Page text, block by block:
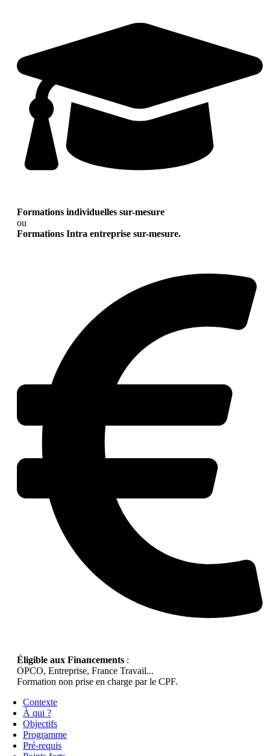
Formations individuelles sur-mesure
ou
Formations Intra entreprise sur-mesure.
Éligible aux Financements :
OPCO, Entreprise, France Travail...
Formation non prise en charge par le CPF.
Contexte
À qui ?
Objectifs
Programme
Pré-requis